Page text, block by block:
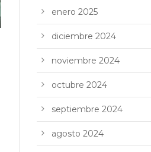
enero 2025
diciembre 2024
noviembre 2024
octubre 2024
septiembre 2024
agosto 2024